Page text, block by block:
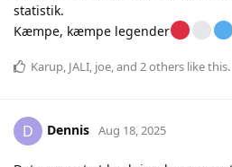
statistik.
Kæmpe, kæmpe legender
Karup, JALI, joe, and 2others like this.
D Dennis Aug 18, 2025